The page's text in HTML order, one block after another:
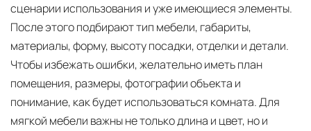
сценарии использования и уже имеющиеся элементы.
После этого подбирают тип мебели, габариты,
материалы, форму, высоту посадки, отделки и детали.
Чтобы избежать ошибки, желательно иметь план
помещения, размеры, фотографии объекта и
понимание, как будет использоваться комната. Для
мягкой мебели важны не только длина и цвет, но и